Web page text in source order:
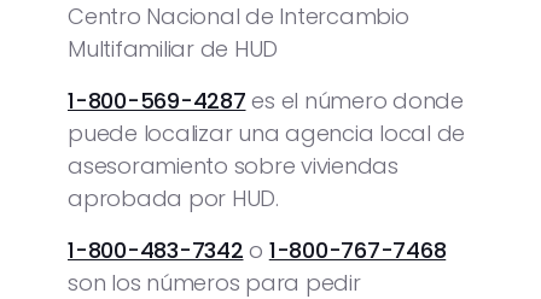
Centro Nacional de Intercambio
Multifamiliar de HUD
1-800-569-4287 es el número donde
puede localizar una agencia local de
asesoramiento sobre viviendas
aprobada por HUD.
1-800-483-7342 o 1-800-767-7468
son los números para pedir